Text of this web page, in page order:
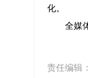
化。
全媒
责任编辑：